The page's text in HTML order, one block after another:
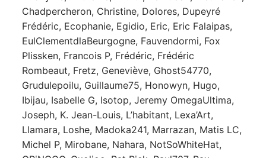
Chadpercheron, Christine, Dolores, Dupeyré
Frédéric, Ecophanie, Egidio, Eric, Eric Falaipas,
EulClementdlaBeurgogne, Fauvendormi, Fox
Plissken, Francois P, Frédéric, Frédéric
Rombeaut, Fretz, Geneviève, Ghost54770,
Grudulepoilu, Guillaume75, Honowyn, Hugo,
Ibijau, Isabelle G, Isotop, Jeremy OmegaUltima,
Joseph, K. Jean-Louis, L’habitant, Lexa’Art,
Llamara, Loshe, Madoka241, Marrazan, Matis LC,
Michel P, Mirobane, Nahara, NotSoWhiteHat,